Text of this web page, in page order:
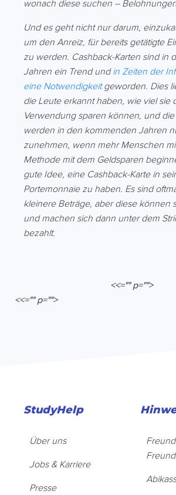
wonach diese suchen –
Und es geht nicht nur darum,
um den Anreiz, für bereits getätigte
zu werden. Cashback-Karten sind in
Jahren ein Trend undin Zeiten der
eine Notwendigkeitgeworden. Dies
die Leute erkannt haben, wie viel sie
Verwendung sparen können, und
werden in den kommenden Jahren
zunehmen, wenn mehr Menschen
Methode mit dem Geldsparen
gute Idee, eine Cashback-Karte in
Portemonnaie zu haben. Es sind
kleinere Beträge, aber diese können
und machen sich dann unter dem
bezahlt.
<<="" p="">
<<="" p="">
StudyHelp
Über uns
Jobs & Karriere
Presse